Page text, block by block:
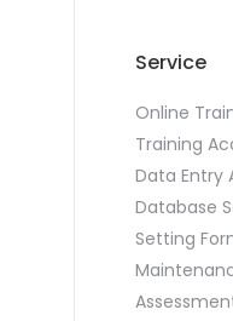
Service
Online
Training
Data Entry
Database
Setting